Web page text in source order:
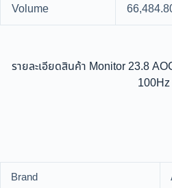
Volume
รายละเอียดสินค้า Monitor 23.8
100Hz
Brand